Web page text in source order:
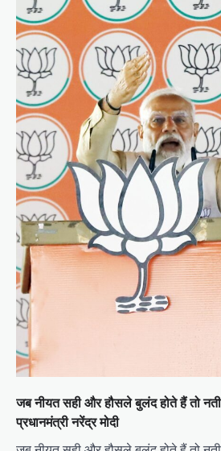
जब नीयत सही और हौसले बुलंद होते हैं तो
प्रधानमंत्री नरेंद्र मोदी